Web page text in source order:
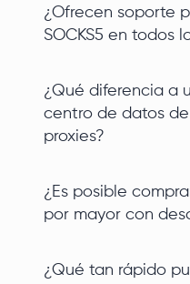
¿Ofrecen soporte
SOCKS5 en todos
¿Qué diferencia a
centro de datos
proxies?
¿Es posible
por mayor con
¿Qué tan rápido